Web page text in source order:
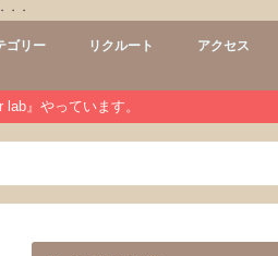
・・
ゴリー
3rdhair おす
ヘア
商品
outdoor lab ワンコ
道具
愛犬
渓流釣
登山
リクルート アクセス
』やっています。